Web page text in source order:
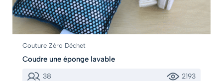
Couture Zéro Déchet
Coudre une éponge lavable
38 2193